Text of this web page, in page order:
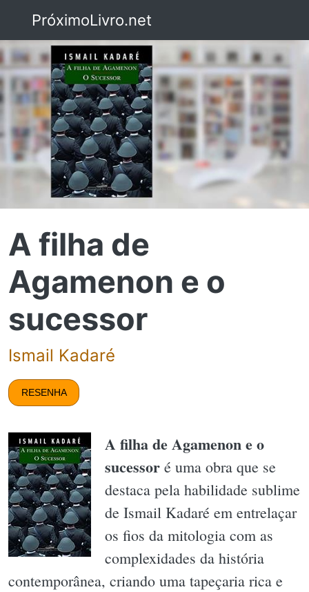
PróximoLivro.net
A filha de
Agamenon e o
sucessor
Ismail Kadaré
RESENHA
A filha de Agamenon e o
sucessor é uma obra que se
destaca pela habilidade sublime
de Ismail Kadaré em entrelaçar
os fios da mitologia com as
complexidades da história
contemporânea, criando uma tapeçaria rica e